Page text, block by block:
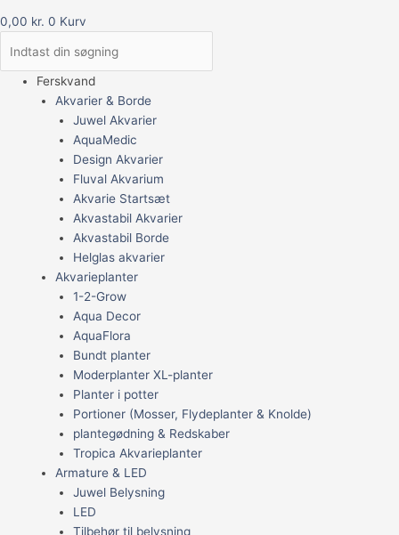
0,00 kr. 0 Kurv
Ferskvand
Akvarier & Borde
Juwel Akvarier
AquaMedic
Design Akvarier
Fluval Akvarium
Akvarie Startsæt
Akvastabil Akvarier
Akvastabil Borde
Helglas akvarier
Akvarieplanter
1-2-Grow
Aqua Decor
AquaFlora
Bundt planter
Moderplanter XL-planter
Planter i potter
Portioner (Mosser, Flydeplanter & Knolde)
plantegødning & Redskaber
Tropica Akvarieplanter
Armature & LED
Juwel Belysning
LED
Tilbehør til belysning